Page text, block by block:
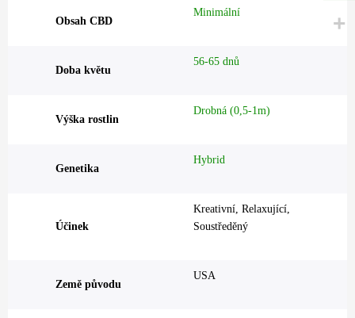
Obsah CBD
Minimální
Doba květu
56-65 dnů
Výška rostlin
Drobná (0,5-1m)
Genetika
Hybrid
Účinek
Kreativní, Relaxující,
Soustředěný
Země původu
USA